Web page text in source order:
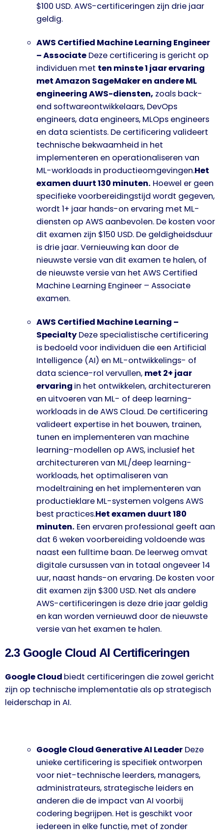
$100 USD. AWS-certificeringen zijn drie jaar
geldig.
AWS Certified Machine Learning Engineer
– Associate Deze certificering is gericht op
individuen met ten minste 1 jaar ervaring
met Amazon SageMaker en andere ML
engineering AWS-diensten, zoals back-
end softwareontwikkelaars, DevOps
engineers, data engineers, MLOps engineers
en data scientists. De certificering valideert
technische bekwaamheid in het
implementeren en operationaliseren van
ML-workloads in productieomgevingen.Het
examen duurt 130 minuten. Hoewel er geen
specifieke voorbereidingstijd wordt gegeven,
wordt 1+ jaar hands-on ervaring met ML-
diensten op AWS aanbevolen. De kosten voor
dit examen zijn $150 USD. De geldigheidsduur
is drie jaar. Vernieuwing kan door de
nieuwste versie van dit examen te halen, of
de nieuwste versie van het AWS Certified
Machine Learning Engineer – Associate
examen.
AWS Certified Machine Learning –
Specialty Deze specialistische certificering
is bedoeld voor individuen die een Artificial
Intelligence (AI) en ML-ontwikkelings- of
data science-rol vervullen, met 2+ jaar
ervaring in het ontwikkelen, architectureren
en uitvoeren van ML- of deep learning-
workloads in de AWS Cloud. De certificering
valideert expertise in het bouwen, trainen,
tunen en implementeren van machine
learning-modellen op AWS, inclusief het
architectureren van ML/deep learning-
workloads, het optimaliseren van
modeltraining en het implementeren van
productieklare ML-systemen volgens AWS
best practices.Het examen duurt 180
minuten. Een ervaren professional geeft aan
dat 6 weken voorbereiding voldoende was
naast een fulltime baan. De leerweg omvat
digitale cursussen van in totaal ongeveer 14
uur, naast hands-on ervaring. De kosten voor
dit examen zijn $300 USD. Net als andere
AWS-certificeringen is deze drie jaar geldig
en kan worden vernieuwd door de nieuwste
versie van het examen te halen.
2.3 Google Cloud AI Certificeringen
Google Cloud biedt certificeringen die zowel gericht
zijn op technische implementatie als op strategisch
leiderschap in AI.
Google Cloud Generative AI Leader Deze
unieke certificering is specifiek ontworpen
voor niet-technische leerders, managers,
administrateurs, strategische leiders en
anderen die de impact van AI voorbij
codering begrijpen. Het is geschikt voor
iedereen in elke functie, met of zonder